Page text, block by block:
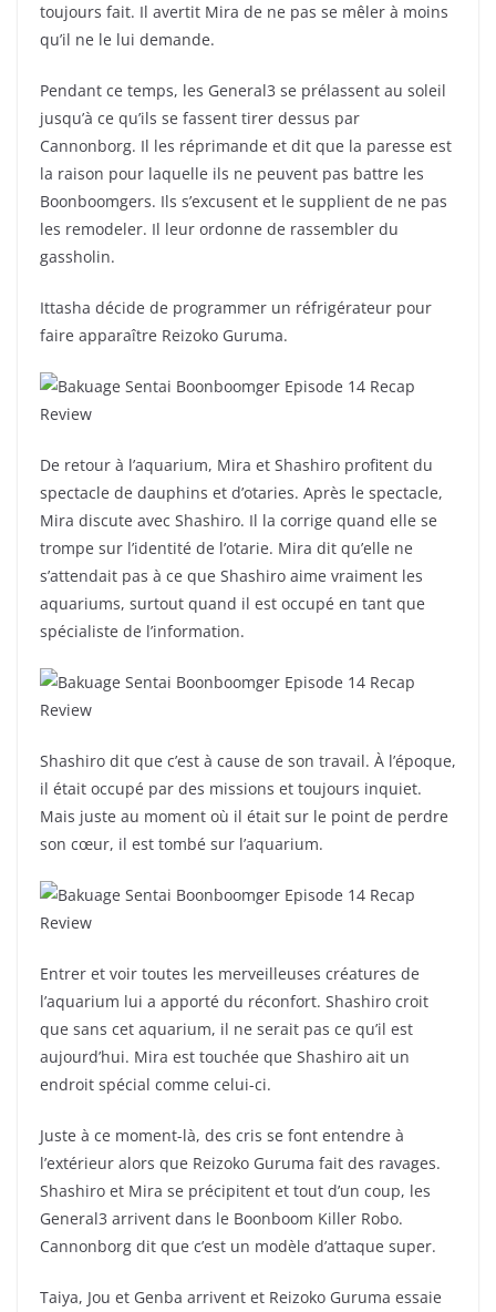
toujours fait. Il avertit Mira de ne pas se mêler à moins
qu’il ne le lui demande.
Pendant ce temps, les General3 se prélassent au soleil
jusqu’à ce qu’ils se fassent tirer dessus par
Cannonborg. Il les réprimande et dit que la paresse est
la raison pour laquelle ils ne peuvent pas battre les
Boonboomgers. Ils s’excusent et le supplient de ne pas
les remodeler. Il leur ordonne de rassembler du
gassholin.
Ittasha décide de programmer un réfrigérateur pour
faire apparaître Reizoko Guruma.
De retour à l’aquarium, Mira et Shashiro profitent du
spectacle de dauphins et d’otaries. Après le spectacle,
Mira discute avec Shashiro. Il la corrige quand elle se
trompe sur l’identité de l’otarie. Mira dit qu’elle ne
s’attendait pas à ce que Shashiro aime vraiment les
aquariums, surtout quand il est occupé en tant que
spécialiste de l’information.
Shashiro dit que c’est à cause de son travail. À l’époque,
il était occupé par des missions et toujours inquiet.
Mais juste au moment où il était sur le point de perdre
son cœur, il est tombé sur l’aquarium.
Entrer et voir toutes les merveilleuses créatures de
l’aquarium lui a apporté du réconfort. Shashiro croit
que sans cet aquarium, il ne serait pas ce qu’il est
aujourd’hui. Mira est touchée que Shashiro ait un
endroit spécial comme celui-ci.
Juste à ce moment-là, des cris se font entendre à
l’extérieur alors que Reizoko Guruma fait des ravages.
Shashiro et Mira se précipitent et tout d’un coup, les
General3 arrivent dans le Boonboom Killer Robo.
Cannonborg dit que c’est un modèle d’attaque super.
Taiya, Jou et Genba arrivent et Reizoko Guruma essaie